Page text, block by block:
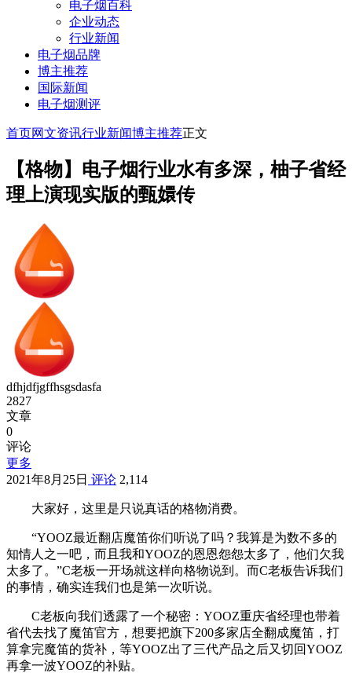
电子烟百科
企业动态
行业新闻
电子烟品牌
博主推荐
国际新闻
电子烟测评
首页网文资讯行业新闻博主推荐正文
【格物】电子烟行业水有多深，柚子省经
理上演现实版的甄嬛传
dfhjdfjgffhsgsdasfa
2827
文章
0
评论
更多
2021年8月25日 评论 2,114
大家好，这里是只说真话的格物消费。
“YOOZ最近翻店魔笛你们听说了吗？我算是为数不多的
知情人之一吧，而且我和YOOZ的恩恩怨怨太多了，他们欠我
太多了。”C老板一开场就这样向格物说到。而C老板告诉我们
的事情，确实连我们也是第一次听说。
C老板向我们透露了一个秘密：YOOZ重庆省经理也带着
省代去找了魔笛官方，想要把旗下200多家店全翻成魔笛，打
算拿完魔笛的货补，等YOOZ出了三代产品之后又切回YOOZ
再拿一波YOOZ的补贴。